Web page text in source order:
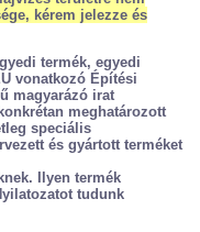
kérem jelezze és
termék, egyedi
vonatkozó Építési
magyarázó irat
meghatározott
speciális
és gyártott terméket
Ilyen termék
tudunk